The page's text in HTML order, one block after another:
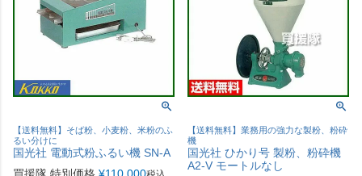
【送料無料】そば粉、小麦粉、米粉のふ
るい分けに
国光社 電動式粉ふるい機 SN-A
【送料無料】業務用の強力な製粉、粉砕
機
国光社 ひかり号 製粉、粉砕機
A2-V モートルなし